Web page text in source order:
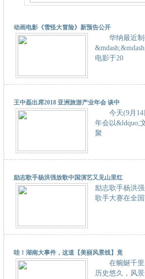
动画电影《雪怪大冒险》新预告公开
华纳最近制
电影于20
王中磊出席2018 亚洲旅游产业年会 谈中
今天(9月14
年会以&ldquo;
聚
励志歌手杨洪强放歌中国演艺又见山里红
励志歌手杨洪
歌手大赛在全
哇！湖南大事件，这道【美丽风景线】竟
在蜿蜒千里
历史悠久，风